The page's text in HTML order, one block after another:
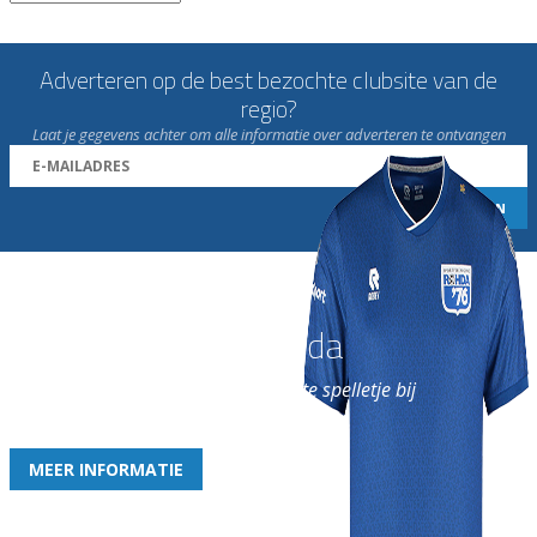
Adverteren op de best bezochte clubsite van de
regio?
Laat je gegevens achter om alle informatie over adverteren te ontvangen
Word nu lid van Rohda
en geniet iedere week van het leukste spelletje bij
MEER INFORMATIE